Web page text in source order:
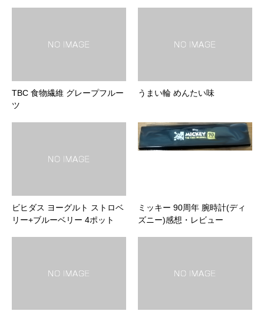
TBC 食物繊維 グレープフルー
ツ
うまい輪 めんたい味
ビヒダス ヨーグルト ストロベ
リー+ブルーベリー 4ポット
ミッキー 90周年 腕時計(ディ
ズニー)感想・レビュー